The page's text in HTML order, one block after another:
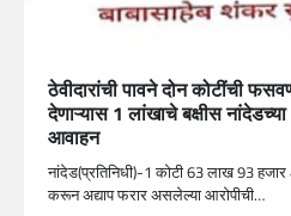
ठेवीदारांची पावने दोन कोटींची
देणाऱ्यास 1 लांखाचे बक्षीस
आवाहन
नांदेड(प्रतिनिधी)-1 कोटी 63 लाख 93
करून अद्याप फरार असलेल्या आरोपीची…